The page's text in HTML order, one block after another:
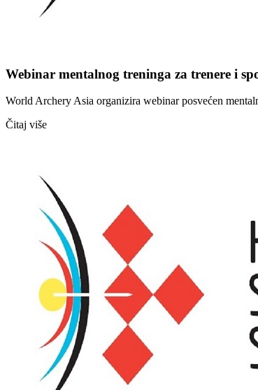
Webinar mentalnog treninga za trenere i
World Archery Asia organizira webinar posvećen
Čitaj više